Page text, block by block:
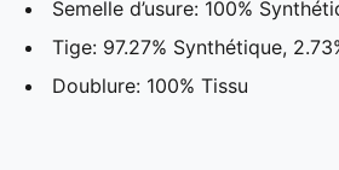
Semelle d’usure: 100%
Tige: 97.27% Synthétique,
Doublure: 100% Tissu